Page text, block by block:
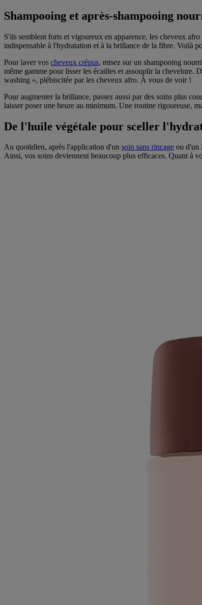
Shampooing et après-shampooing
S'ils semblent forts et vigoureux en apparence, les cheveux
indispensable à l'hydratation et à la brillance de la fibre. Voilà
Pour laver vos cheveux crépus, misez sur un shampooing
même gamme pour lisser les écailles et assouplir la
washing », plébiscitée par les cheveux afro. À vous de voir !
Pour augmenter la brillance, passez aussi par des soins plus
laisser poser une heure au minimum. Une routine rigoureuse,
De l'huile végétale pour sceller
Au quotidien, après l'application d'un soin sans rinçage ou d'un
Ainsi, vos soins deviennent beaucoup plus efficaces. Quant à